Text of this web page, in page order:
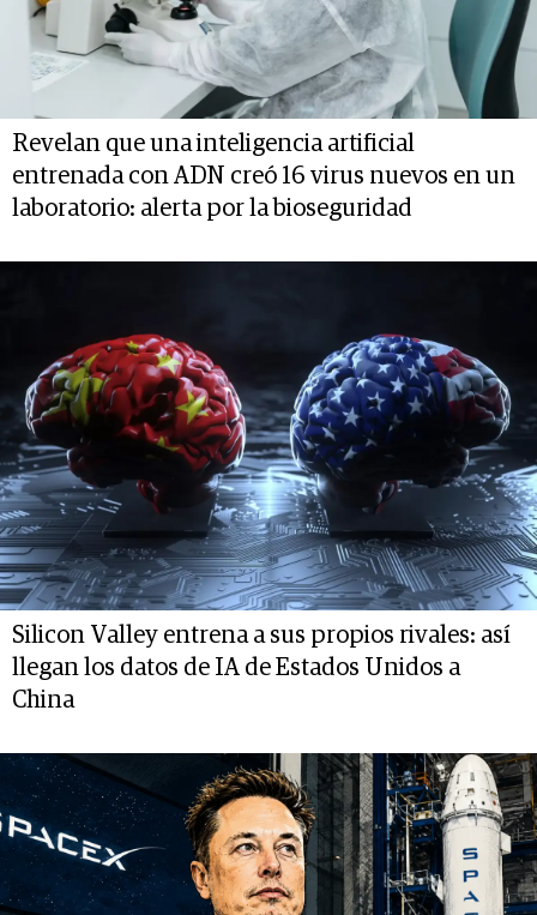
Revelan que una inteligencia artificial
entrenada con ADN creó 16 virus nuevos en un
laboratorio: alerta por la bioseguridad
Silicon Valley entrena a sus propios rivales: así
llegan los datos de IA de Estados Unidos a
China